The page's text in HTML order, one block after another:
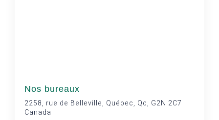
Nos bureaux
2258, rue de Belleville, Québec, Qc, G2N 2C7
Canada